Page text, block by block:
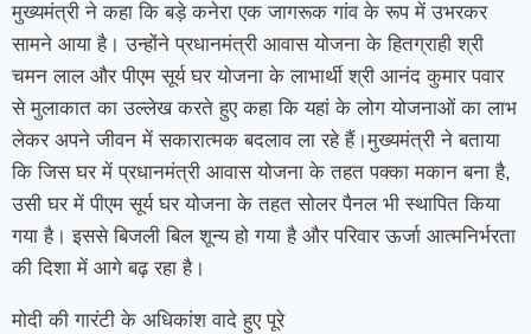
मुख्यमंत्री ने कहा कि बड़े कनेरा एक जागरूक गांव के रूप में उभरकर
सामने आया है। उन्होंने प्रधानमंत्री आवास योजना के हितग्राही श्री
चमन लाल और पीएम सूर्य घर योजना के लाभार्थी श्री आनंद कुमार पवार
से मुलाकात का उल्लेख करते हुए कहा कि यहां के लोग योजनाओं का लाभ
लेकर अपने जीवन में सकारात्मक बदलाव ला रहे हैं।मुख्यमंत्री ने बताया
कि जिस घर में प्रधानमंत्री आवास योजना के तहत पक्का मकान बना है,
उसी घर में पीएम सूर्य घर योजना के तहत सोलर पैनल भी स्थापित किया
गया है। इससे बिजली बिल शून्य हो गया है और परिवार ऊर्जा आत्मनिर्भरता
की दिशा में आगे बढ़ रहा है।
मोदी की गारंटी के अधिकांश वादे हुए पूरे